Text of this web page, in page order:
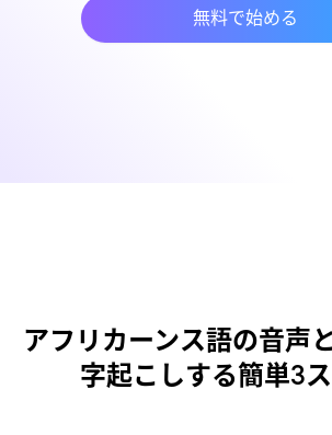
無料で始める
アフリカーンス語の音声
字起こしする簡単3